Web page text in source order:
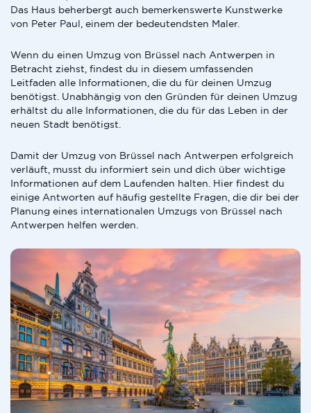
Das Haus beherbergt auch bemerkenswerte Kunstwerke
von Peter Paul, einem der bedeutendsten Maler.
Wenn du einen Umzug von Brüssel nach Antwerpen in
Betracht ziehst, findest du in diesem umfassenden
Leitfaden alle Informationen, die du für deinen Umzug
benötigst. Unabhängig von den Gründen für deinen Umzug
erhältst du alle Informationen, die du für das Leben in der
neuen Stadt benötigst.
Damit der Umzug von Brüssel nach Antwerpen erfolgreich
verläuft, musst du informiert sein und dich über wichtige
Informationen auf dem Laufenden halten. Hier findest du
einige Antworten auf häufig gestellte Fragen, die dir bei der
Planung eines internationalen Umzugs von Brüssel nach
Antwerpen helfen werden.